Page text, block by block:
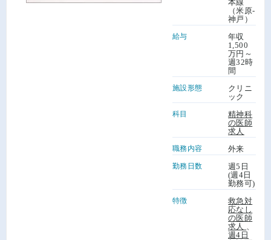
本線
（米原-
神戸）
給与
年収
1,500
万円～
週32時
間
施設形態
クリニ
ック
科目
精神科
の医師
求人
職務内容 外来
勤務日数
週5日
(週4日
勤務可)
特徴
救急対
応なし
の医師
求人
週4日